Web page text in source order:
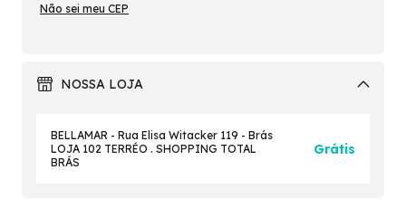
Não sei meu CEP
NOSSA LOJA
BELLAMAR - Rua Elisa Witacker 119 - Brás
LOJA 102 TERRÉO . SHOPPING TOTAL
BRÁS
Grátis